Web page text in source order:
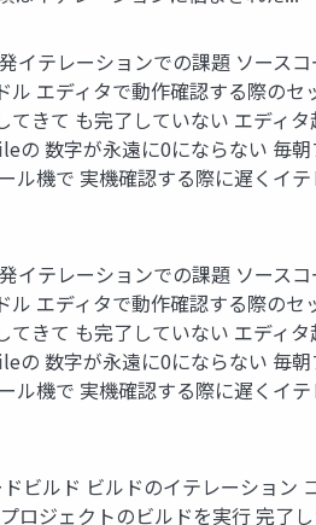
イテレーションでの課題 ソース
ル エディタで動作確認する際の
きて も完了していない エディ
の 数字が永遠に0にならない 毎
ル機で 実機確認する際に遅くイ
イテレーションでの課題 ソース
ル エディタで動作確認する際の
きて も完了していない エディ
の 数字が永遠に0にならない 毎
ル機で 実機確認する際に遅くイ
ドビルド ビルドのイテレーシ
ロジェクトのビルドを実行 完了